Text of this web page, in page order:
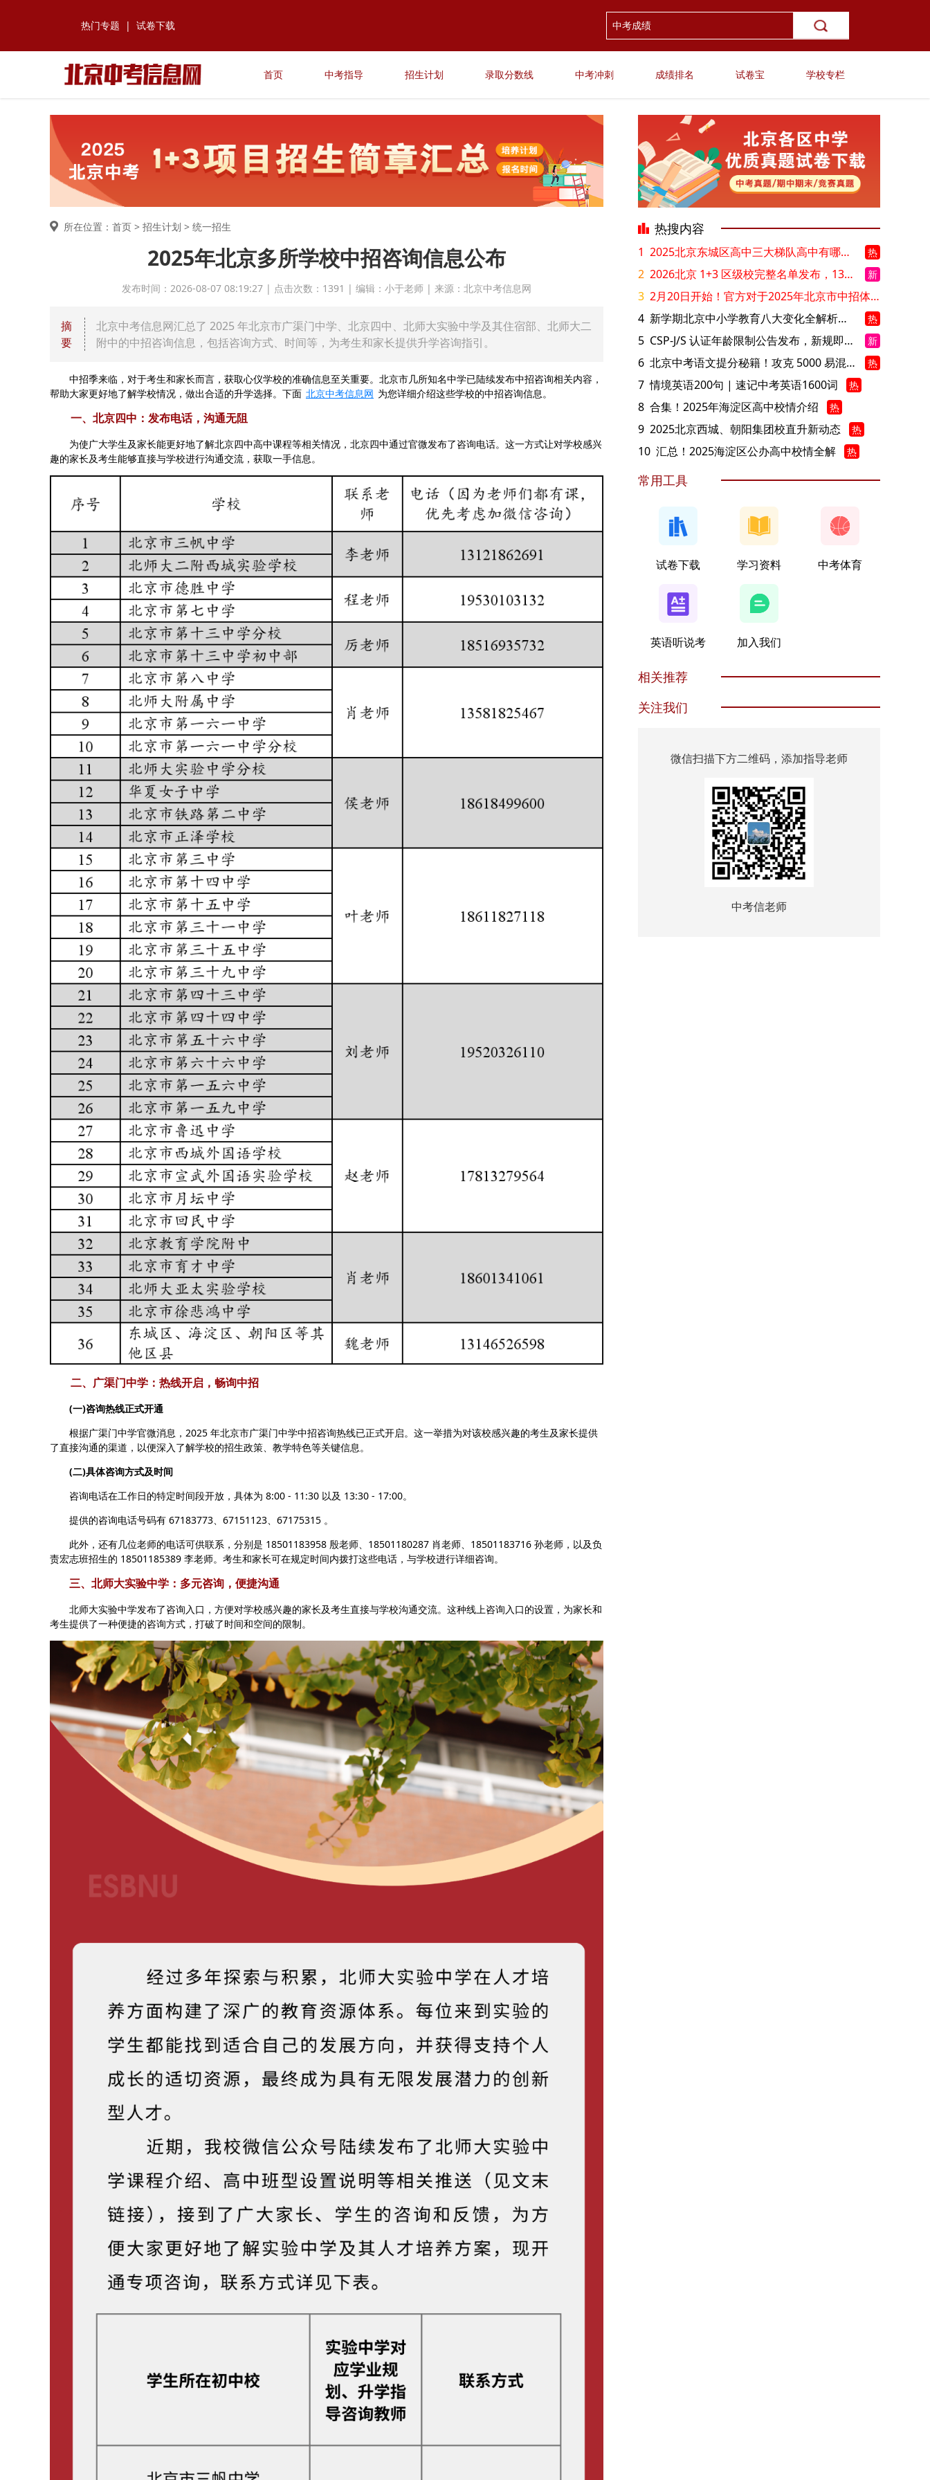
热门专题 | 试卷下载
首页 中考指导 招生计划 录取分数线 中考冲刺 成绩排名 试卷宝 学校专栏
所在位置：首页 > 招生计划 > 统一招生
2025年北京多所学校中招咨询信息公布
发布时间：2026-08-07 08:19:27 | 点击次数：1391 | 编辑：小于老师 | 来源：北京中考信息网
摘
要
北京中考信息网汇总了 2025 年北京市广渠门中学、北京四中、北师大实验中学及其住宿部、北师大二
附中的中招咨询信息，包括咨询方式、时间等，为考生和家长提供升学咨询指引。
中招季来临，对于考生和家长而言，获取心仪学校的准确信息至关重要。北京市几所知名中学已陆续发布中招咨询相关内容，
帮助大家更好地了解学校情况，做出合适的升学选择。下面 北京中考信息网 为您详细介绍这些学校的中招咨询信息。
一、北京四中：发布电话，沟通无阻
为使广大学生及家长能更好地了解北京四中高中课程等相关情况，北京四中通过官微发布了咨询电话。这一方式让对学校感兴
趣的家长及考生能够直接与学校进行沟通交流，获取一手信息。
二、广渠门中学：热线开启，畅询中招
(一)咨询热线正式开通
根据广渠门中学官微消息，2025 年北京市广渠门中学中招咨询热线已正式开启。这一举措为对该校感兴趣的考生及家长提供
了直接沟通的渠道，以便深入了解学校的招生政策、教学特色等关键信息。
(二)具体咨询方式及时间
咨询电话在工作日的特定时间段开放，具体为 8:00 - 11:30 以及 13:30 - 17:00。
提供的咨询电话号码有 67183773、67151123、67175315 。
此外，还有几位老师的电话可供联系，分别是 18501183958 殷老师、18501180287 肖老师、18501183716 孙老师，以及负
责宏志班招生的 18501185389 李老师。考生和家长可在规定时间内拨打这些电话，与学校进行详细咨询。
三、北师大实验中学：多元咨询，便捷沟通
北师大实验中学发布了咨询入口，方便对学校感兴趣的家长及考生直接与学校沟通交流。这种线上咨询入口的设置，为家长和
考生提供了一种便捷的咨询方式，打破了时间和空间的限制。
热搜内容
1 2025北京东城区高中三大梯队高中有哪些？录取分数线是多少？ 热
2 2026北京 1+3 区级校完整名单发布，13549 个名额该如何规划报考？ 新
3
2月20日开始！官方对于2025年北京市中招体检问题解答！
4
新学期北京中小学教育八大变化全解析：学位、政策、教学等方面迎新变革 热
5 CSP-J/S 认证年龄限制公告发布，新规即日起实施！ 新
6 北京中考语文提分秘籍！攻克 5000 易混易错字 热
7 情境英语200句 | 速记中考英语1600词 热
8 合集！2025年海淀区高中校情介绍 热
9 2025北京西城、朝阳集团校直升新动态 热
10 汇总！2025海淀区公办高中校情全解 热
常用工具
试卷下载 学习资料 中考体育
英语听说考 加入我们
相关推荐
关注我们
微信扫描下方二维码，添加指导老师
中考信老师